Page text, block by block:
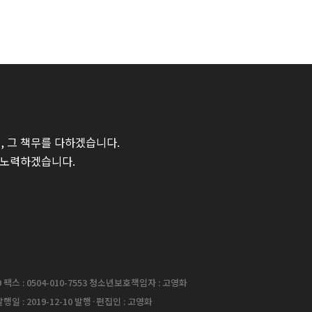
그 책무를 다하겠습니다.
력하겠습니다.
스 : 0504-010-7553 청소년보호책임자 : 고영화
일 : 2019-12-10 발행·편집인 : 고영화